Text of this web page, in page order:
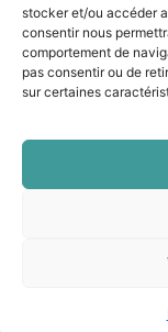
stocker et/ou accéder
consentir nous
comportement de
pas consentir ou de
sur certaines
6.90€
Ajouter au panier
|Politique